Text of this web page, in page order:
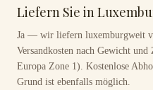
Liefern Sie in
Ja — wir liefern luxemburgweit
Versandkosten nach Gewicht
Europa Zone 1). Kostenlose
Grund ist ebenfalls möglich.